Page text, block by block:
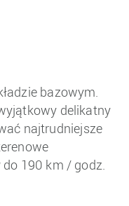
bazowym.
delikatny
najtrudniejsze
190 km / godz.